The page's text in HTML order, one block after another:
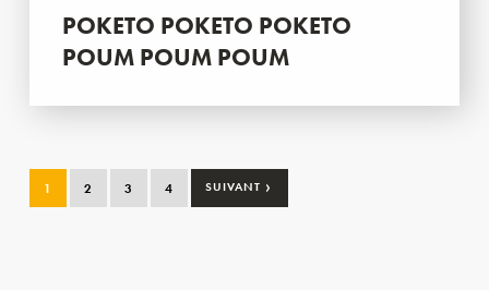
POKETO POKETO POKETO
POUM POUM POUM
1 2 3 4 SUIVANT ›